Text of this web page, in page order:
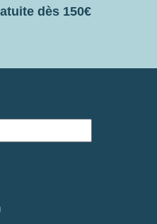
dès 150€